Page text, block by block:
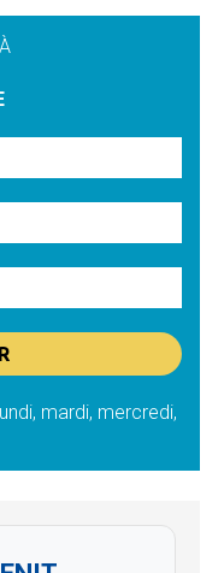
mardi, mercredi,